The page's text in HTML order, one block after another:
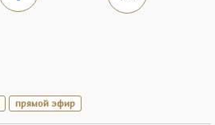
прямой эфир